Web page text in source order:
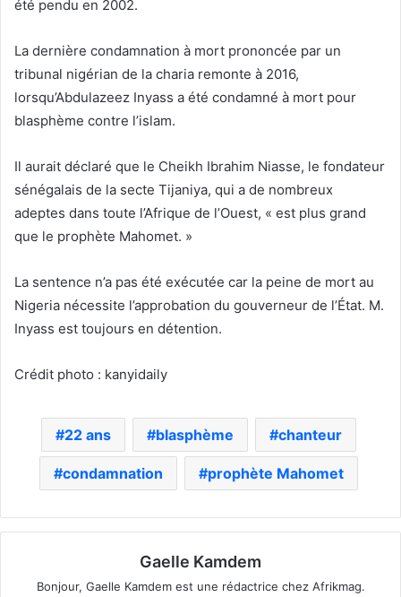
été pendu en 2002.
La dernière condamnation à mort prononcée par un
tribunal nigérian de la charia remonte à 2016,
lorsqu’Abdulazeez Inyass a été condamné à mort pour
blasphème contre l’islam.
Il aurait déclaré que le Cheikh Ibrahim Niasse, le fondateur
sénégalais de la secte Tijaniya, qui a de nombreux
adeptes dans toute l’Afrique de l’Ouest, « est plus grand
que le prophète Mahomet. »
La sentence n’a pas été exécutée car la peine de mort au
Nigeria nécessite l’approbation du gouverneur de l’État. M.
Inyass est toujours en détention.
Crédit photo : kanyidaily
22 ans blasphème chanteur
condamnation prophète Mahomet
Gaelle Kamdem
Bonjour, Gaelle Kamdem est une rédactrice chez Afrikmag.